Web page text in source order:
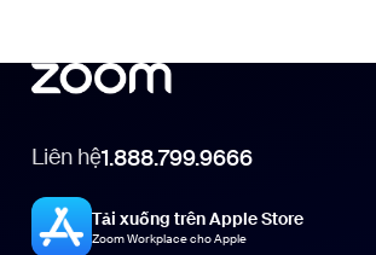
Liên hệ1.888.799.9666
Tải xuống trên Apple Store
Zoom Workplace cho Apple